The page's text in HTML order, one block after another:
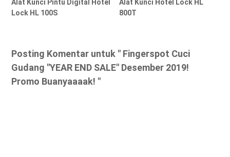
Alat Kunci Pintu Digital Hotel
Lock HL 100S
Alat Kunci Hotel Lock HL
800T
Posting Komentar untuk " Fingerspot Cuci
Gudang "YEAR END SALE" Desember 2019!
Promo Buanyaaaak! "